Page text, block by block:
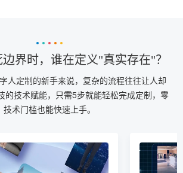
界时，谁在定义"真实存在"？
人定制的新手来说，复杂的流程往往让人却
的技术赋能，只需5步就能轻松完成定制，零
技术门槛也能快速上手。